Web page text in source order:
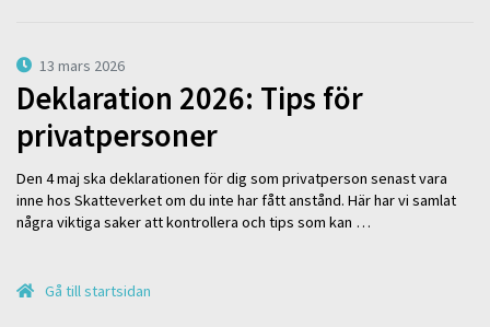
13 mars 2026
Deklaration 2026: Tips för
privatpersoner
Den 4 maj ska deklarationen för dig som privatperson senast vara
inne hos Skatteverket om du inte har fått anstånd. Här har vi samlat
några viktiga saker att kontrollera och tips som kan …
Gå till startsidan